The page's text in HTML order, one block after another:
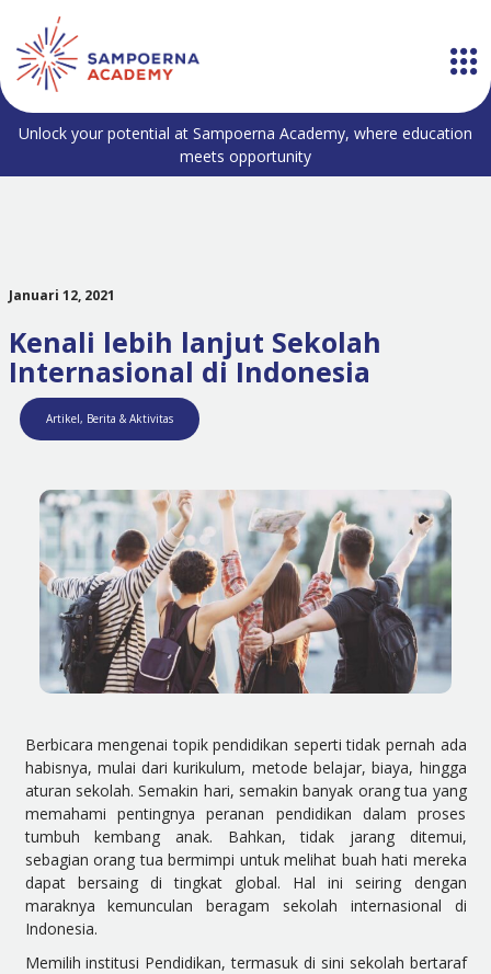
Unlock your potential at Sampoerna Academy, where education
meets opportunity
Januari 12, 2021
Kenali lebih lanjut Sekolah
Internasional di Indonesia
Artikel, Berita & Aktivitas
Berbicara mengenai topik pendidikan seperti tidak pernah ada
habisnya, mulai dari kurikulum, metode belajar, biaya, hingga
aturan sekolah. Semakin hari, semakin banyak orang tua yang
memahami pentingnya peranan pendidikan dalam proses
tumbuh kembang anak. Bahkan, tidak jarang ditemui,
sebagian orang tua bermimpi untuk melihat buah hati mereka
dapat bersaing di tingkat global. Hal ini seiring dengan
maraknya kemunculan beragam sekolah internasional di
Indonesia.
Memilih institusi Pendidikan, termasuk di sini sekolah bertaraf